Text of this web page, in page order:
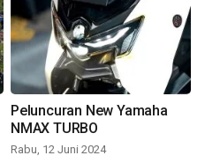
Peluncuran New Yamaha
NMAX TURBO
Rabu, 12 Juni 2024